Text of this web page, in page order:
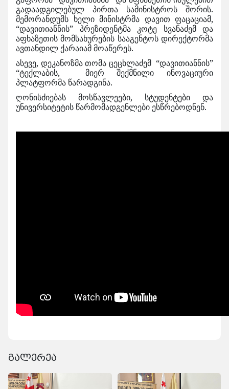
გადაადგილებულ პირთა სამინისტროს შორის.
მემორანდუმს ხელი მინისტრმა დავით ფაცაციამ,
“დავითიანნის” პრეზიდენტმა კოტე სვანაძემ და
აფხაზეთის მომსახურების სააგენტოს დირექტორმა
ავთანდილ ქარაიამ მოაწერეს.
ასევე, დეკანოზმა თომა ცეცხლაძემ “დავითიანნის”
“ტექლაბის, მიერ შექმნილი ინოვაციური
პლატფორმა წარადგინა.
ღონისძიებას მოსწავლეები, სტუდენტები და
უნივერსიტეტის წარმომადგენლები ესწრებოდნენ.
გალერეა